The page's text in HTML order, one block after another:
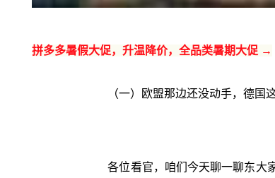
拼多多暑假大促，升温降价，全品类暑期大促 →
（一）欧盟那边还没动手，德国
各位看官，咱们今天聊一聊东大